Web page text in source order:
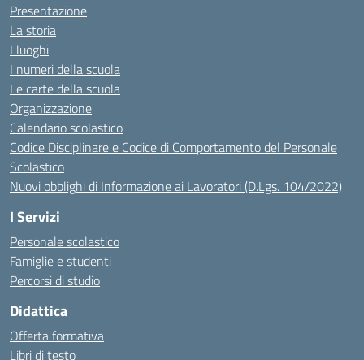
Presentazione
La storia
I luoghi
I numeri della scuola
Le carte della scuola
Organizzazione
Calendario scolastico
Codice Disciplinare e Codice di Comportamento del Personale
Scolastico
Nuovi obblighi di Informazione ai Lavoratori (D.Lgs. 104/2022)
I Servizi
Personale scolastico
Famiglie e studenti
Percorsi di studio
Didattica
Offerta formativa
Libri di testo